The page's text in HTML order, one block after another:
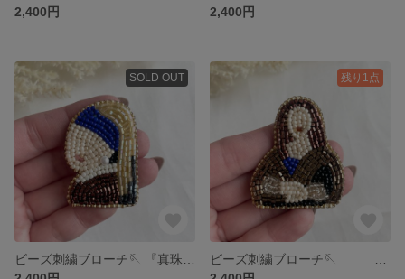
2,400円
2,400円
SOLD OUT 残り1点